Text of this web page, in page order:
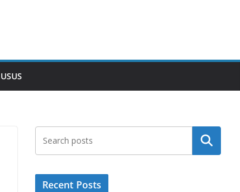
Search
Recent Posts